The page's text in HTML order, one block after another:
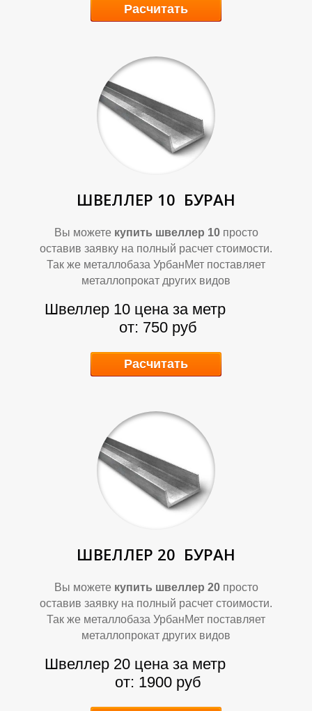
Р
О
К
Расчитать
ШВЕЛЛЕР 10 БУРАН
Вы можете купить швеллер 10просто
оставив заявку на полный расчет стоимости.
Так же металлобаза УрбанМет поставляет
металлопрокат других видов
Швеллер 10 цена за метр
от: 750 руб
Расчитать
ШВЕЛЛЕР 20 БУРАН
Вы можете купить швеллер 20просто
оставив заявку на полный расчет стоимости.
Так же металлобаза УрбанМет поставляет
металлопрокат других видов
Швеллер 20 цена за метр
от: 1900 руб
Р
О
К